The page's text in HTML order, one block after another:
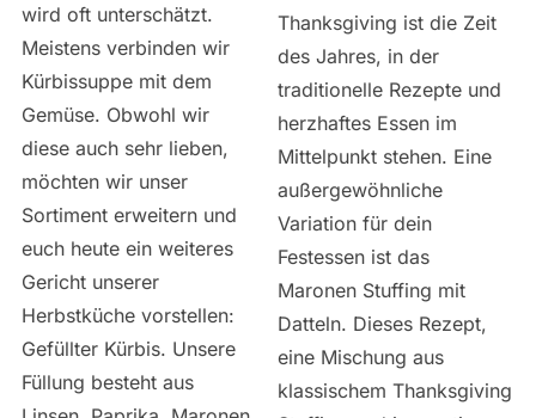
wird oft unterschätzt.
Meistens verbinden wir
Kürbissuppe mit dem
Gemüse. Obwohl wir
diese auch sehr lieben,
möchten wir unser
Sortiment erweitern und
euch heute ein weiteres
Gericht unserer
Herbstküche vorstellen:
Gefüllter Kürbis. Unsere
Füllung besteht aus
Thanksgiving ist die Zeit
des Jahres, in der
traditionelle Rezepte und
herzhaftes Essen im
Mittelpunkt stehen. Eine
außergewöhnliche
Variation für dein
Festessen ist das
Maronen Stuffing mit
Datteln. Dieses Rezept,
eine Mischung aus
klassischem Thanksgiving